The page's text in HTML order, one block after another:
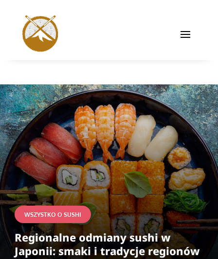
WSZYSTKO O SUSHI
Regionalne odmiany sushi w
Japonii: smaki i tradycje regionów